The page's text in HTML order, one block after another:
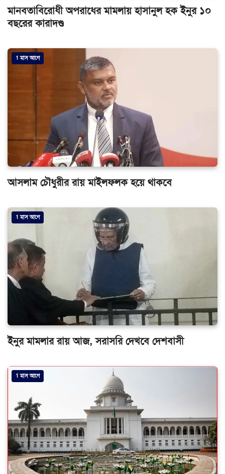
মানবতাবিরোধী অপরাধের মামলায় হাসানুল হক ইনুর ১০
বছরের কারাদণ্ড
1 মাস আগে
আসলাম চৌধুরীর রায় মাইলফলক হয়ে থাকবে
1 মাস আগে
ইনুর মামলার রায় আজ, সরাসরি দেখবে দেশবাসী
1 মাস আগে